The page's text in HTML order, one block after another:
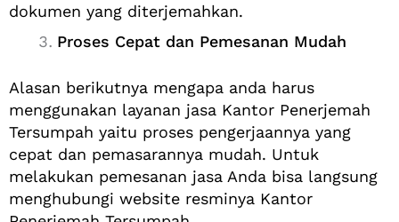
dokumen yang diterjemahkan.
Proses Cepat dan Pemesanan Mudah
Alasan berikutnya mengapa anda harus
menggunakan layanan jasa Kantor Penerjemah
Tersumpah yaitu proses pengerjaannya yang
cepat dan pemasarannya mudah. Untuk
melakukan pemesanan jasa Anda bisa langsung
menghubungi website resminya Kantor